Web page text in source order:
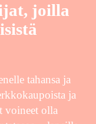
joilla
tahansa ja
ja
voineet olla